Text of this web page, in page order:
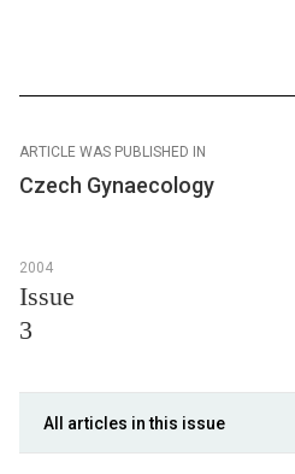
ARTICLE WAS PUBLISHED IN
Czech Gynaecology
2004
Issue
3
All articles in this issue